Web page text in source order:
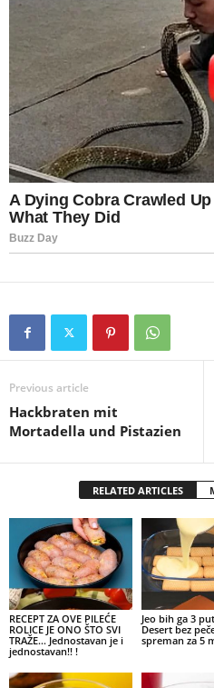
Previous article
Hackbraten mit
Mortadella und Pistazien
RELATED ARTICLES
RECEPT ZA OVE PILEĆE
ROLICE JE ONO ŠTO SVI
TRAŽE… Jednostavan je i
jednostavan!! !
Jeo bih ga 3
Desert bez
spreman za 5